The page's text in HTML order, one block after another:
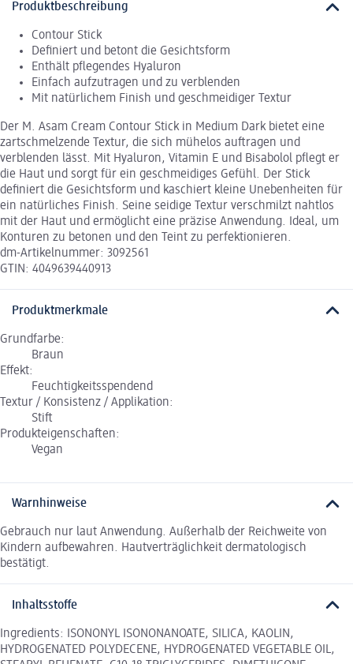
Produktbeschreibung
Contour Stick
Definiert und betont die Gesichtsform
Enthält pflegendes Hyaluron
Einfach aufzutragen und zu verblenden
Mit natürlichem Finish und geschmeidiger Textur
Der M. Asam Cream Contour Stick in Medium Dark bietet eine
zartschmelzende Textur, die sich mühelos auftragen und
verblenden lässt. Mit Hyaluron, Vitamin E und Bisabolol pflegt er
die Haut und sorgt für ein geschmeidiges Gefühl. Der Stick
definiert die Gesichtsform und kaschiert kleine Unebenheiten für
ein natürliches Finish. Seine seidige Textur verschmilzt nahtlos
mit der Haut und ermöglicht eine präzise Anwendung. Ideal, um
Konturen zu betonen und den Teint zu perfektionieren.
dm-Artikelnummer: 3092561
GTIN: 4049639440913
Produktmerkmale
Grundfarbe:
Braun
Effekt:
Feuchtigkeitsspendend
Textur / Konsistenz / Applikation:
Stift
Produkteigenschaften:
Vegan
Warnhinweise
Gebrauch nur laut Anwendung. Außerhalb der Reichweite von
Kindern aufbewahren. Hautverträglichkeit dermatologisch
bestätigt.
Inhaltsstoffe
Ingredients: ISONONYL ISONONANOATE, SILICA, KAOLIN,
HYDROGENATED POLYDECENE, HYDROGENATED VEGETABLE OIL,